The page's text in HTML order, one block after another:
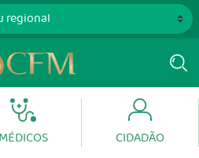
MÉDICOS CIDADÃO